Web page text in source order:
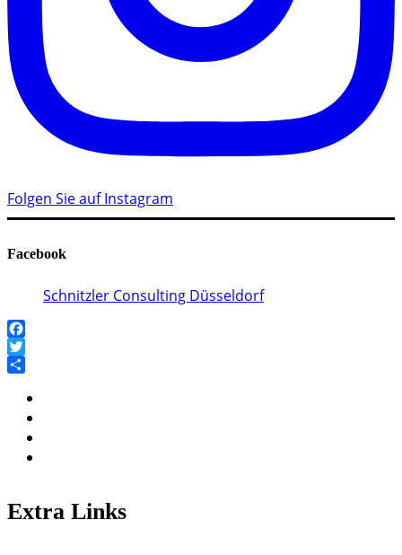
Folgen Sie auf Instagram
Facebook
Schnitzler Consulting Düsseldorf
Facebook
Twitter
Extra Links